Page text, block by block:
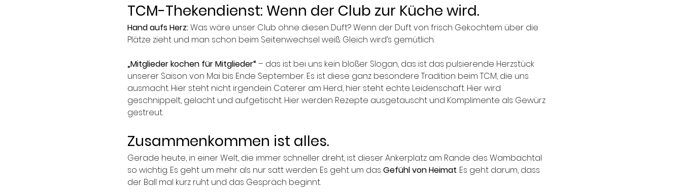
TCM-Thekendienst: Wenn der Club zur Küche wird.
Hand aufs Herz: Was wäre unser Club ohne diesen Duft? Wenn der Duft von frisch Gekochtem über die
Plätze zieht und man schon beim Seitenwechsel weiß: Gleich wird’s gemütlich.
„Mitglieder kochen für Mitglieder“ – das ist bei uns kein bloßer Slogan, das ist das pulsierende Herzstück
unserer Saison von Mai bis Ende September. Es ist diese ganz besondere Tradition beim TCM, die uns
ausmacht. Hier steht nicht irgendein Caterer am Herd, hier steht echte Leidenschaft. Hier wird
geschnippelt, gelacht und aufgetischt. Hier werden Rezepte ausgetauscht und Komplimente als Gewürz
gestreut.
Zusammenkommen ist alles.
Gerade heute, in einer Welt, die immer schneller dreht, ist dieser Ankerplatz am Rande des Wambachtal
so wichtig. Es geht um mehr als nur satt werden. Es geht um das Gefühl von Heimat. Es geht darum, dass
der Ball mal kurz ruht und das Gespräch beginnt.